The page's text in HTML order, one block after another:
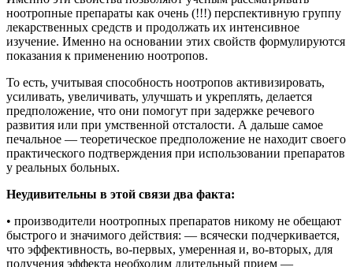
ноотропные препараты как очень (!!!) перспективную группу
лекарственных средств и продолжать их интенсивное
изучение. Именно на основании этих свойств формулируются
показания к применению ноотропов.
То есть, учитывая способность ноотропов активизировать,
усиливать, увеличивать, улучшать и укреплять, делается
предположение, что они помогут при задержке речевого
развития или при умственной отсталости. А дальше самое
печальное — теоретическое предположение не находит своего
практического подтверждения при использовании препаратов
у реальных больных.
Неудивительны в этой связи два факта:
• производители ноотропных препаратов никому не обещают
быстрого и значимого действия: — всячески подчеркивается,
что эффективность, во-первых, умеренная и, во-вторых, для
получения эффекта необходим длительный прием —